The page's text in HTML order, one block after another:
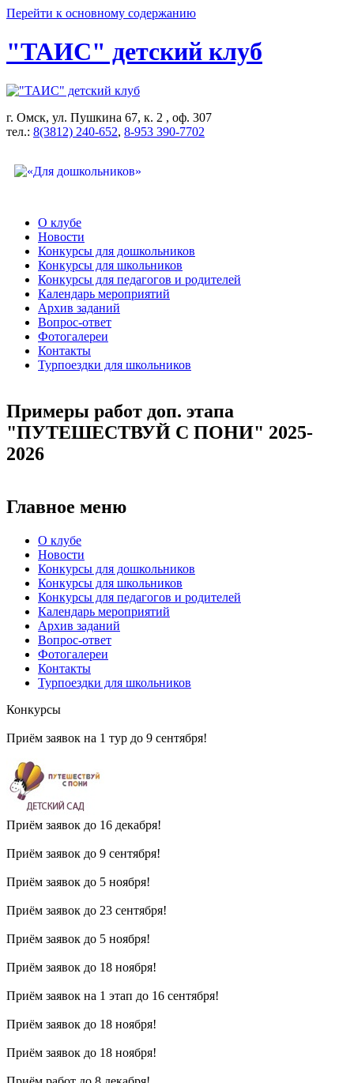
Перейти к основному содержанию
"ТАИС" детский клуб
г. Омск, ул. Пушкина 67, к. 2 , оф. 307
тел.: 8(3812) 240-652, 8-953 390-7702
О клубе
Новости
Конкурсы для дошкольников
Конкурсы для школьников
Конкурсы для педагогов и родителей
Календарь мероприятий
Архив заданий
Вопрос-ответ
Фотогалереи
Контакты
Турпоездки для школьников
Примеры работ доп. этапа
"ПУТЕШЕСТВУЙ С ПОНИ" 2025-
2026
Главное меню
О клубе
Новости
Конкурсы для дошкольников
Конкурсы для школьников
Конкурсы для педагогов и родителей
Календарь мероприятий
Архив заданий
Вопрос-ответ
Фотогалереи
Контакты
Турпоездки для школьников
Конкурсы
Приём заявок на 1 тур до 9 сентября!
Приём заявок до 16 декабря!
Приём заявок до 9 сентября!
Приём заявок до 5 ноября!
Приём заявок до 23 сентября!
Приём заявок до 5 ноября!
Приём заявок до 18 ноября!
Приём заявок на 1 этап до 16 сентября!
Приём заявок до 18 ноября!
Приём заявок до 18 ноября!